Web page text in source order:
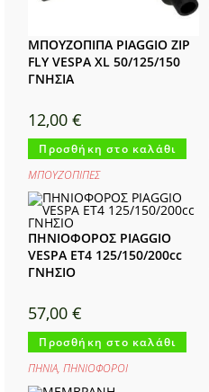
ΜΠΟΥΖΟΠΙΠΑ PIAGGIO ZIP
FLY VESPA XL 50/125/150
ΓΝΗΣΙΑ
12,00€
Προσθήκη στο καλάθι
ΜΠΟΥΖΟΠΙΠΕΣ
ΠΗΝΙΟΦΟΡΟΣ PIAGGIO
VESPA ET4 125/150/200cc
ΓΝΗΣΙΟ
57,00€
Προσθήκη στο καλάθι
ΠΗΝΙΑ,ΠΗΝΙΟΦΟΡΟΙ